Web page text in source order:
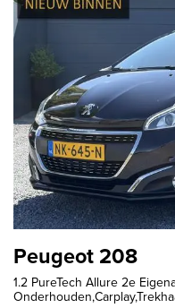
Peugeot 208
1.2 PureTech Allure 2e